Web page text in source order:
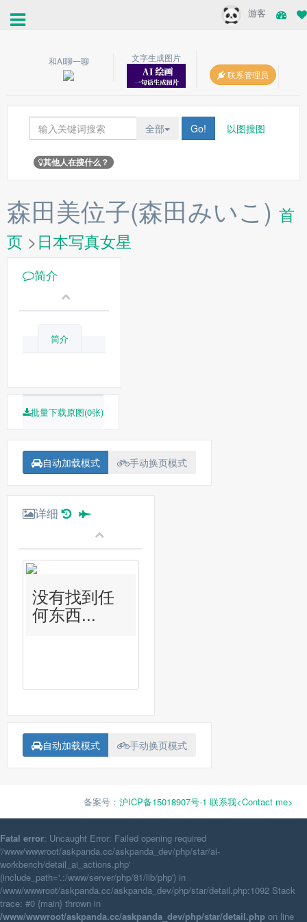
游客
和AI聊一聊
文字生成图片
联系管理员
全部 Go! 以图搜图
其他人在搜什么？
森田美位子(森田みいこ) 首
页 >日本写真女星
简介
简介
批量下载原图(0张)
自动加载模式 手动换页模式
详细
没有找到任
何东西...
自动加载模式 手动换页模式
备案号： 沪ICP备15018907号-1 联系我<Contact me>
Fatal error: Uncaught Error: Failed opening required
'/www/wwwroot/askpanda.cc/askpanda_dev/php/star/ai-
workbench/detail_ai_actions.php'
(include_path='.:/www/server/php/81/lib/php') in
/www/wwwroot/askpanda.cc/askpanda_dev/php/star/detail.php:1092 Stack
trace: #0 {main} thrown in
/www/wwwroot/askpanda.cc/askpanda_dev/php/star/detail.php on line